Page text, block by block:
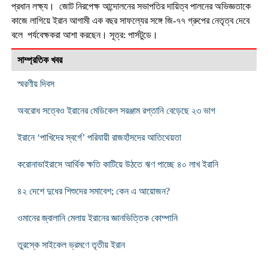
প্রধান লক্ষ্য। জোট নিরপেক্ষ আন্দোলনের সভাপতির দায়িত্ব পালনের অভিজ্ঞতাকে
কাজে লাগিয়ে ইরান আগামী এক বছর সাফল্যের সঙ্গে জি-৭৭ গ্রুপের নেতৃত্ব দেবে
বলে পর্যবেক্ষকরা আশা করছেন। সূত্র: পার্সটুডে।
সাম্প্রতিক খবর
স্মরণীয় দিবস
অবরোধ সত্বেও ইরানের মেডিকেল সরঞ্জাম রপ্তানি বেড়েছে ২৩ ভাগ
ইরানে ‘পাখিদের স্বর্গে’ পরিযায়ী রাজহাঁসদের আতিথেয়তা
করোনাভাইরাসে আর্থিক ক্ষতি কাটিয়ে উঠতে ঋণ পাচ্ছে ৪০ লাখ ইরানি
৪২ দেশে দুধের শিশুদের সমাবেশ; কেন এ আয়োজন?
ওমানের জ্বালানি মেলায় ইরানের জ্ঞানভিত্তিক কোম্পানি
তুরস্কে সাইকেল ভ্রমণে তৃতীয় ইরান